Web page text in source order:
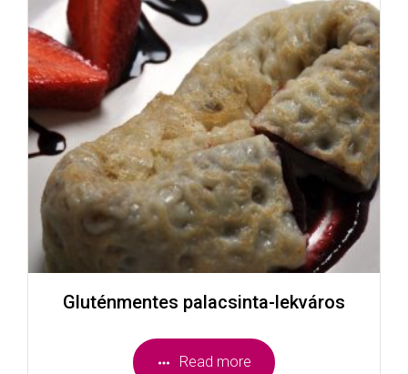
Gluténmentes palacsinta-lekváros
Read more